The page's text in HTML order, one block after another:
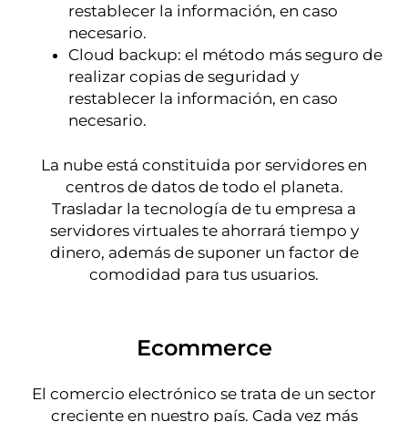
restablecer la información, en caso
necesario.
Cloud backup: el método más seguro de
realizar copias de seguridad y
restablecer la información, en caso
necesario.
La nube está constituida por servidores en
centros de datos de todo el planeta.
Trasladar la tecnología de tu empresa a
servidores virtuales te ahorrará tiempo y
dinero, además de suponer un factor de
comodidad para tus usuarios.
Ecommerce
El comercio electrónico se trata de un sector
creciente en nuestro país. Cada vez más